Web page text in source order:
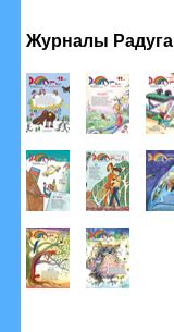
Журналы Радуга